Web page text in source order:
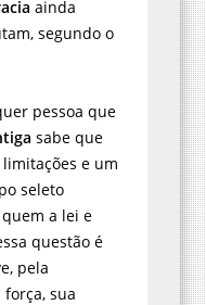
ainda
segundo o
pessoa que
sabe que
e um
seleto
a lei e
questão é
pela
sua